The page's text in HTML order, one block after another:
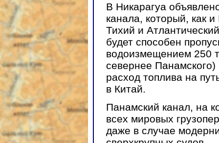
В Никарагуа
канала, который, как
Тихий и
будет способен
водоизмещением 250
севернее Панамского)
расход топлива на
в Китай.
Панамский канал, на
всех мировых
даже в случае